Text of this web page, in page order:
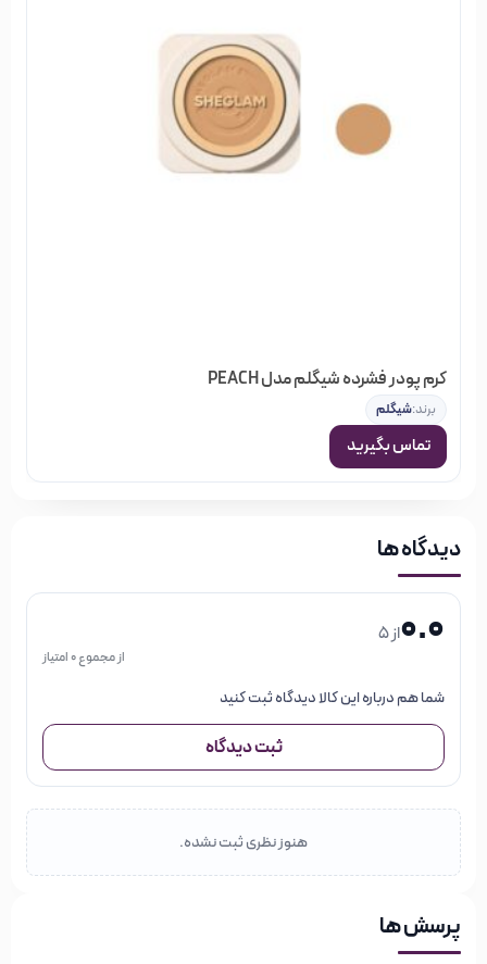
کرم پودر فشرده شیگلم مدل PEACH
برند:شیگلم
تماس بگیرید
دیدگاه ها
0.0از 5
از مجموع 0 امتیاز
شما هم درباره این کالا دیدگاه ثبت کنید
ثبت دیدگاه
هنوز نظری ثبت نشده.
پرسش ها